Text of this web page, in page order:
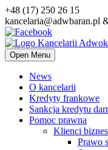
+48 (17) 250 26 15
kancelaria@adwbaran.pl
Open Menu
News
O kancelarii
Kredyty frankowe
Sankcja kredytu
Pomoc prawna
Klienci
Prawo